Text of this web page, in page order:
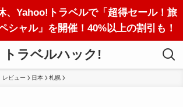
、Yahoo!トラベルで「超得セール！旅
シャル」を開催！40%以上の割引も！
トラベルハック!
レビュー 日本 札幌